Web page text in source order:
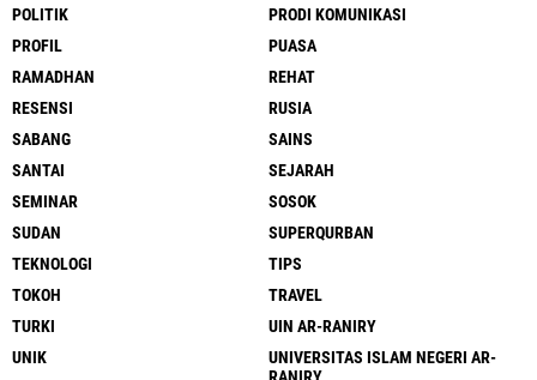
POLITIK
PRODI KOMUNIKASI
PROFIL
PUASA
RAMADHAN
REHAT
RESENSI
RUSIA
SABANG
SAINS
SANTAI
SEJARAH
SEMINAR
SOSOK
SUDAN
SUPERQURBAN
TEKNOLOGI
TIPS
TOKOH
TRAVEL
TURKI
UIN AR-RANIRY
UNIK
UNIVERSITAS ISLAM NEGERI AR-